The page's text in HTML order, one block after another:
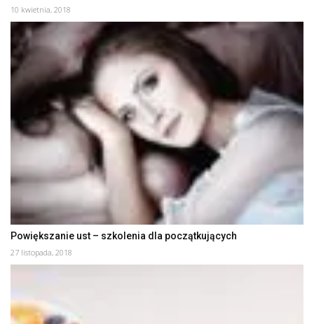
10 kwietnia, 2018
Powiększanie ust – szkolenia dla początkujących
27 listopada, 2018